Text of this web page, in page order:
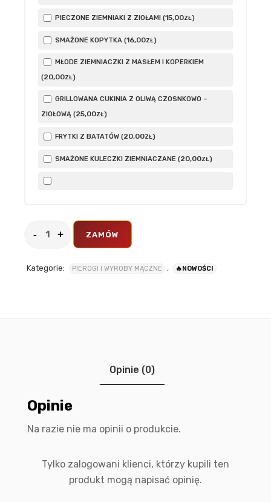
PIECZONE ZIEMNIAKI Z ZIOŁAMI (15,00ZŁ)
SMAŻONE KOPYTKA (16,00ZŁ)
MŁODE ZIEMNIACZKI Z MASŁEM I KOPERKIEM
(20,00ZŁ)
GRILLOWANA CUKINIA Z OLIWĄ CZOSNKOWO –
ZIOŁOWĄ (25,00ZŁ)
FRYTKI Z BATATÓW (20,00ZŁ)
SMAŻONE KULECZKI ZIEMNIACZANE (20,00ZŁ)
ZAMÓW
Kategorie: PIEROGI I WYROBY MĄCZNE , 🔥NOWOŚCI
Opinie (0)
Opinie
Na razie nie ma opinii o produkcie.
Tylko zalogowani klienci, którzy kupili ten
produkt mogą napisać opinię.